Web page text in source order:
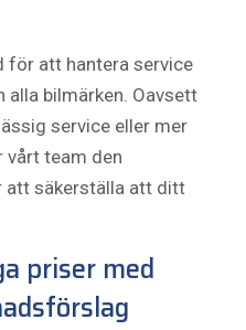
för att hantera service
alla bilmärken. Oavsett
service eller mer
vårt team den
att säkerställa att ditt
priser med